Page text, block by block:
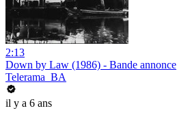
2:13
Down by Law (1986) - Bande annonce
Telerama_BA
il y a 6 ans